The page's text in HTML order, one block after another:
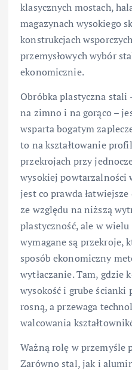
klasycznych mostach,
magazynach wysokiego
konstrukcjach
przemysłowych wybór
ekonomicznie.
Obróbka plastyczna stali
na zimno i na gorąco –
wsparta bogatym
to na kształtowanie
przekrojach przy
wysokiej
jest co prawda
ze względu na niższą
plastyczność, ale w
wymagane są przekroje,
sposób ekonomiczny
wytłaczanie. Tam, gdzie
wysokość i grube ścianki
rosną, a przewaga
walcowania
Ważną rolę w przemyśle
Zarówno stal, jak i